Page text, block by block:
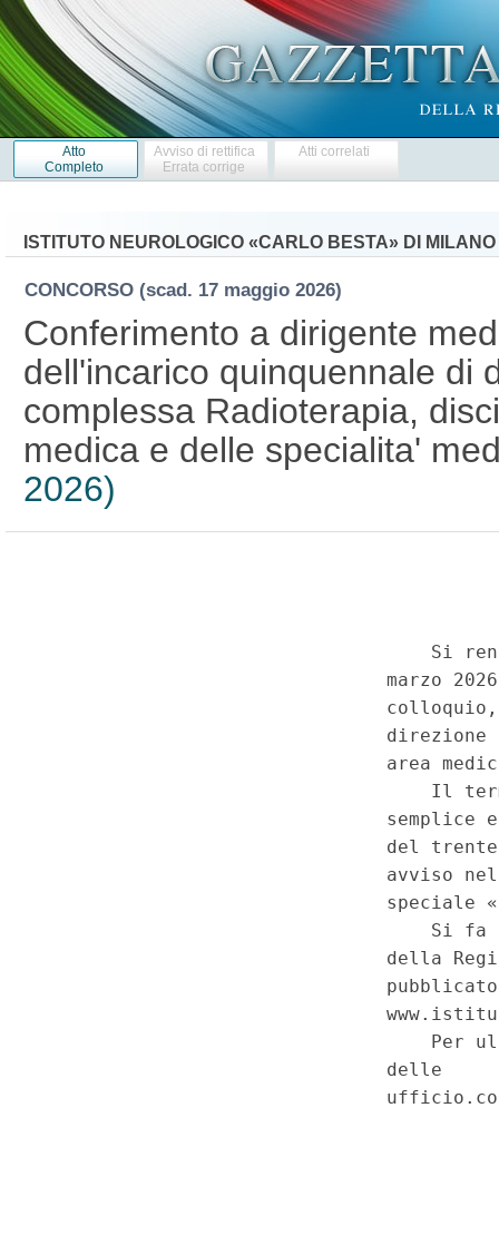
Atto
Completo
Avviso di rettifica
Errata corrige
Atti correlati
ISTITUTO NEUROLOGICO «CARLO BESTA» DI MILANO
CONCORSO (scad. 17 maggio 2026)
Conferimento a dirigente
dell'incarico quinquennale di
complessa Radioterapia,
medica e delle specialita'
2026)